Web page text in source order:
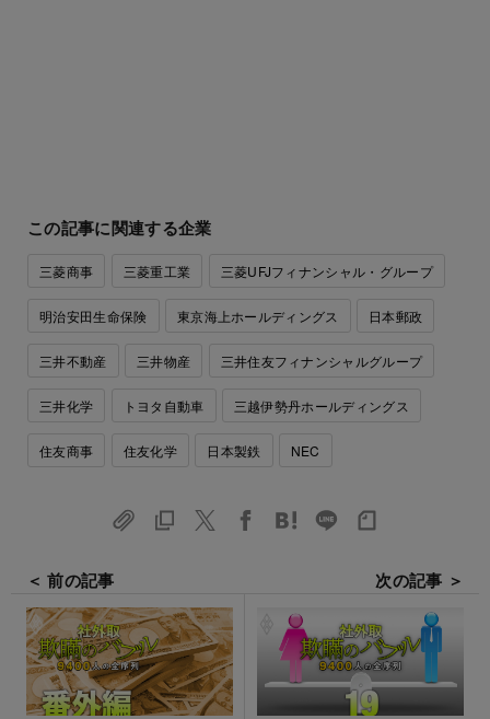
この記事に関連する企業
三菱商事 三菱重工業 三菱UFJフィナンシャル・グループ
明治安田生命保険 東京海上ホールディングス 日本郵政
三井不動産 三井物産 三井住友フィナンシャルグループ
三井化学 トヨタ自動車 三越伊勢丹ホールディングス
住友商事 住友化学 日本製鉄 NEC
＜ 前の記事 次の記事 ＞